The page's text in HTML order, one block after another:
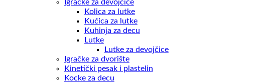
Igračke za devojčice
Kolica za lutke
Kućica za lutke
Kuhinja za decu
Lutke
Lutke za devojčice
Igračke za dvorište
Kinetički pesak i plastelin
Kocke za decu